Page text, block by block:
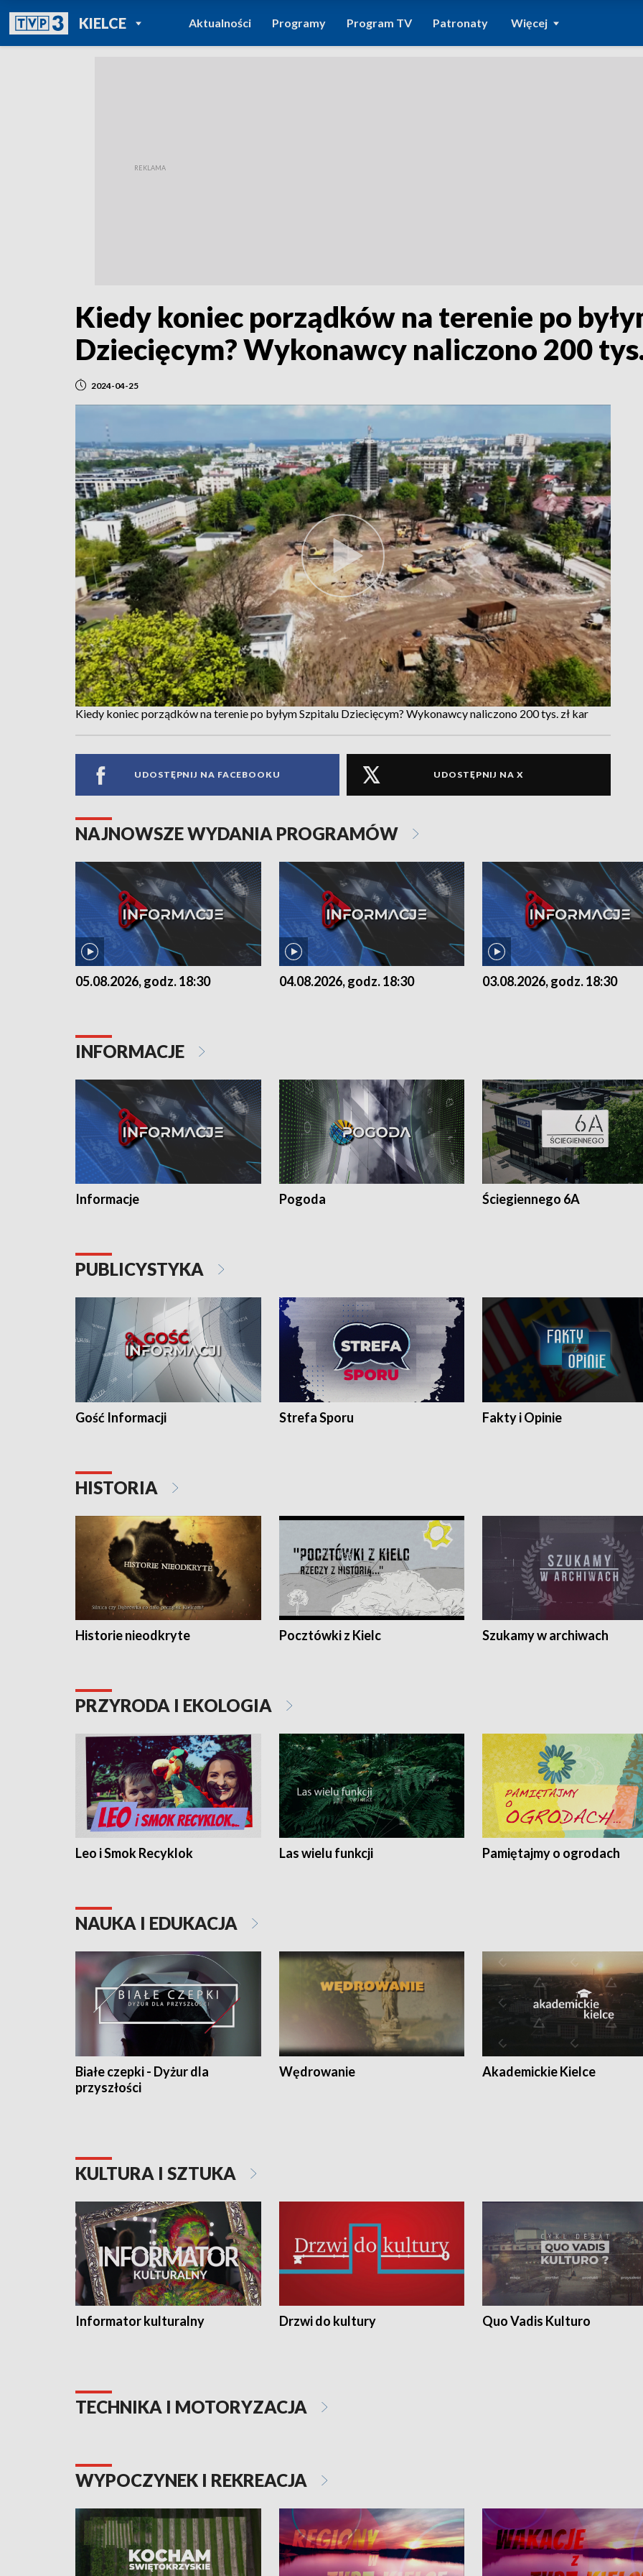
KIELCEPOWRÓT DO
TVP REGIONY
Aktualności Programy Program TV Patronaty Więcej
Kiedy koniec porządków na terenie po
Dziecięcym? Wykonawcy naliczono 200
2024-04-25
Kiedy koniec porządków na terenie po byłym Szpitalu Dziecięcym? Wykonawcy naliczono 200 tys. zł kar
UDOSTĘPNIJ NA FACEBOOKU UDOSTĘPNIJ NA X
NAJNOWSZE WYDANIA PROGRAMÓW
05.08.2026, godz. 18:30 04.08.2026, godz. 18:30 03.08.2026, godz. 18:30
INFORMACJE
Informacje Pogoda Ściegiennego 6A
PUBLICYSTYKA
Gość Informacji Strefa Sporu Fakty i Opinie
HISTORIA
Historie nieodkryte Pocztówki z Kielc Szukamy w archiwach
PRZYRODA I EKOLOGIA
Leo i Smok Recyklok Las wielu funkcji Pamiętajmy o ogrodach
NAUKA I EDUKACJA
Białe czepki - Dyżur dla
przyszłości
Wędrowanie Akademickie Kielce
KULTURA I SZTUKA
Informator kulturalny Drzwi do kultury Quo Vadis Kulturo
TECHNIKA I MOTORYZACJA
WYPOCZYNEK I REKREACJA